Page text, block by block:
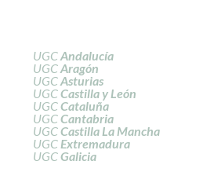
UGCAndalucía
UGCAragón
UGCAsturias
UGCCastilla y León
UGCCataluña
UGCCantabria
UGCCastilla La Mancha
UGC Extremadura
UGCGalicia